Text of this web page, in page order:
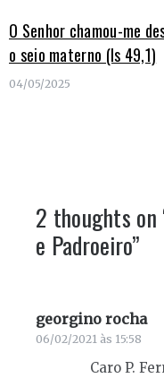
O Senhor chamou-me
o seio materno (Is 49,1)
04/05/2025
2 thoughts on
e Padroeiro”
georgino rochadiz:
06/02/2021 às 15:58
Caro P.